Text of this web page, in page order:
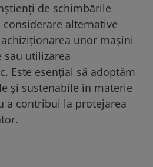
de schimbările
alternative
unor mașini
utilizarea
Este esențial să adoptăm
și sustenabile în materie
a contribui la protejarea